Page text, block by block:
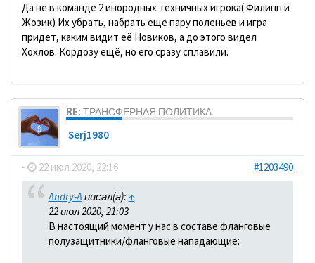
Да не в команде 2 инородных техничных игрока( Филипп и
Жозик) Их убрать, набрать еще пару поленьев и игра
придет, каким видит её Новиков, а до этого видел
Хохлов. Кордозу ещё, но его сразу сплавили.
RE: ТРАНСФЕРНАЯ ПОЛИТИКА
Serj1980
- 22 июл 2020, 22:16 #1203490
Andry-A писал(а): ↑
22 июл 2020, 21:03
В настоящий момент у нас в составе фланговые
полузащитники/фланговые нападающие: